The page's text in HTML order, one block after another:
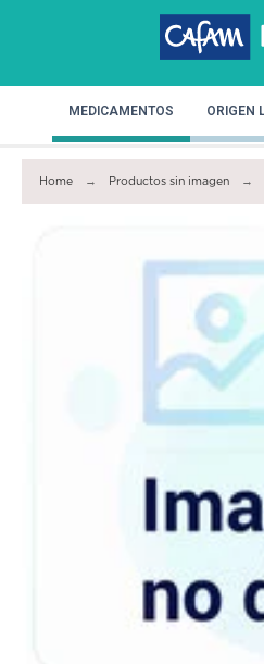
MEDICAMENTOS ORIGEN
Home Productos sin imagen